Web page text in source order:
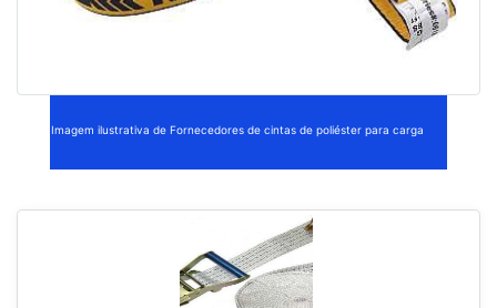
Imagem ilustrativa de Fornecedores de cintas de poliéster para carga